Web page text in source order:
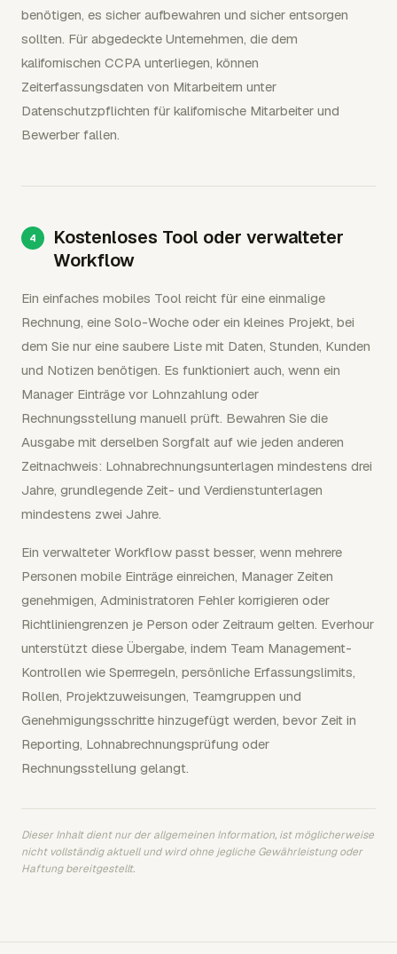
benötigen, es sicher aufbewahren und sicher entsorgen
sollten. Für abgedeckte Unternehmen, die dem
kalifornischen CCPA unterliegen, können
Zeiterfassungsdaten von Mitarbeitern unter
Datenschutzpflichten für kalifornische Mitarbeiter und
Bewerber fallen.
Kostenloses Tool oder verwalteter
Workflow
Ein einfaches mobiles Tool reicht für eine einmalige
Rechnung, eine Solo-Woche oder ein kleines Projekt, bei
dem Sie nur eine saubere Liste mit Daten, Stunden, Kunden
und Notizen benötigen. Es funktioniert auch, wenn ein
Manager Einträge vor Lohnzahlung oder
Rechnungsstellung manuell prüft. Bewahren Sie die
Ausgabe mit derselben Sorgfalt auf wie jeden anderen
Zeitnachweis: Lohnabrechnungsunterlagen mindestens drei
Jahre, grundlegende Zeit- und Verdienstunterlagen
mindestens zwei Jahre.
Ein verwalteter Workflow passt besser, wenn mehrere
Personen mobile Einträge einreichen, Manager Zeiten
genehmigen, Administratoren Fehler korrigieren oder
Richtliniengrenzen je Person oder Zeitraum gelten. Everhour
unterstützt diese Übergabe, indem Team Management-
Kontrollen wie Sperrregeln, persönliche Erfassungslimits,
Rollen, Projektzuweisungen, Teamgruppen und
Genehmigungsschritte hinzugefügt werden, bevor Zeit in
Reporting, Lohnabrechnungsprüfung oder
Rechnungsstellung gelangt.
Dieser Inhalt dient nur der allgemeinen Information, ist möglicherweise
nicht vollständig aktuell und wird ohne jegliche Gewährleistung oder
Haftung bereitgestellt.